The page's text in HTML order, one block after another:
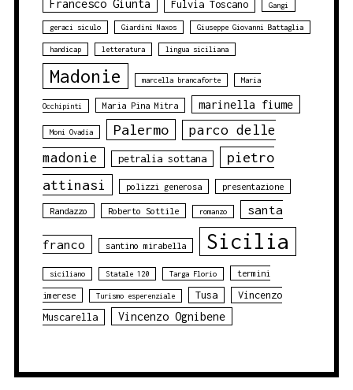
Francesco Giunta Fulvia Toscano Gangi
geraci siculo Giardini Naxos Giuseppe Giovanni Battaglia
handicap letteratura lingua siciliana
Madonie marcella brancaforte Maria
Occhipinti Maria Pina Mitra marinella fiume
Moni Ovadia Palermo
parco delle
madonie
petralia sottana
pietro
attinasi
polizzi generosa presentazione
Randazzo Roberto Sottile romanzo santa
franco santino mirabella Sicilia
siciliano Statale 120 Targa Florio termini
imerese Turismo esperenziale Tusa
Vincenzo
Muscarella
Vincenzo Ognibene